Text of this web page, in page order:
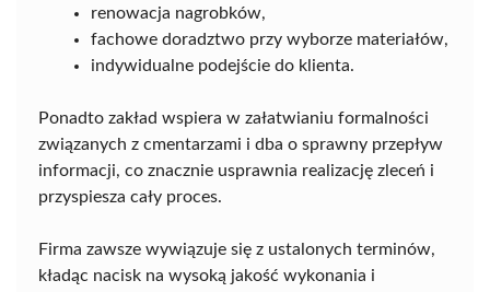
renowacja nagrobków,
fachowe doradztwo przy wyborze materiałów,
indywidualne podejście do klienta.
Ponadto zakład wspiera w załatwianiu formalności
związanych z cmentarzami i dba o sprawny przepływ
informacji, co znacznie usprawnia realizację zleceń i
przyspiesza cały proces.
Firma zawsze wywiązuje się z ustalonych terminów,
kładąc nacisk na wysoką jakość wykonania i